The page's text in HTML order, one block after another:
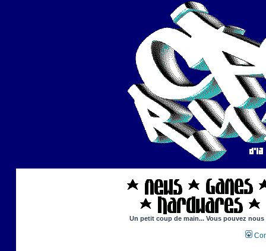
Un petit coup de main... Vous pouvez